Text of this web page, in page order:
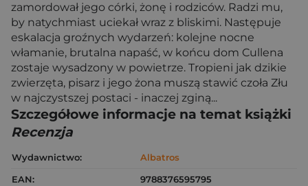
zamordował jego córki, żonę i rodziców. Radzi mu,
by natychmiast uciekał wraz z bliskimi. Następuje
eskalacja groźnych wydarzeń: kolejne nocne
włamanie, brutalna napaść, w końcu dom Cullena
zostaje wysadzony w powietrze. Tropieni jak dzikie
zwierzęta, pisarz i jego żona muszą stawić czoła Złu
w najczystszej postaci - inaczej zginą...
Szczegółowe informacje na temat książki
Recenzja
Wydawnictwo:
Albatros
EAN:
9788376595795